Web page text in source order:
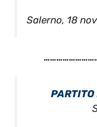
Salerno, 18
PARTITO